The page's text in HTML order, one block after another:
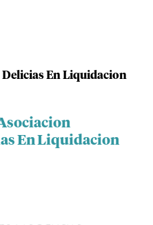
En Liquidacion
En Liquidacion